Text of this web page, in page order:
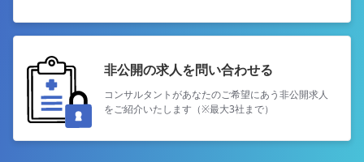
非公開の求人を問い合わせる
コンサルタントがあなたのご希望にあう非公開求人
をご紹介いたします（※最大3社まで）